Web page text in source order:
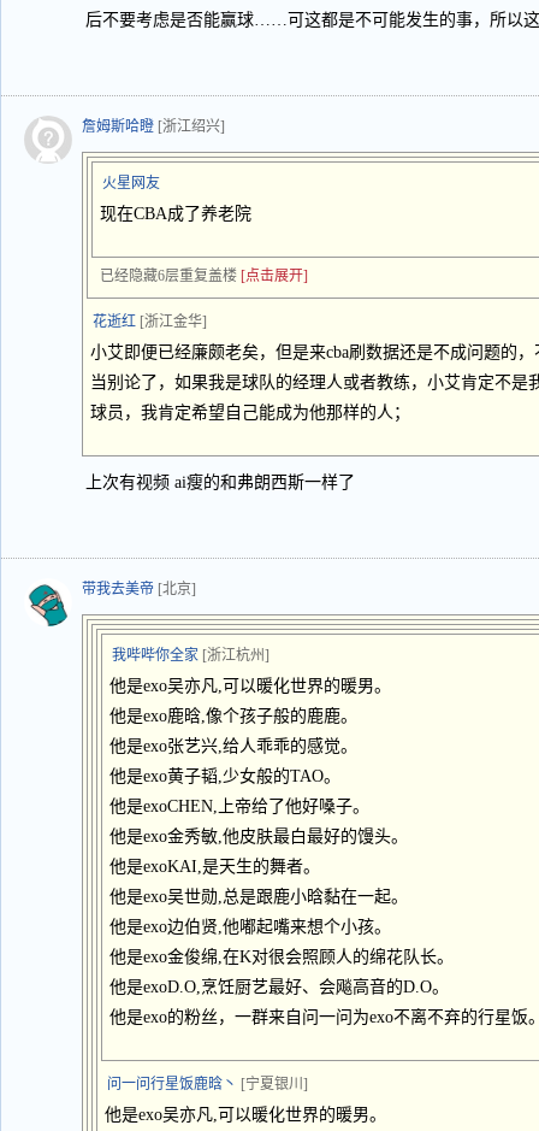
后不要考虑是否能赢球……可这都是不可能发生的事，所以
詹姆斯哈瞪 [浙江绍兴]
火星网友
现在CBA成了养老院
已经隐藏6层重复盖楼 [点击展开]
花逝红 [浙江金华]
小艾即便已经廉颇老矣，但是来cba刷数据还是不成问题的
当别论了，如果我是球队的经理人或者教练，小艾肯定不是
球员，我肯定希望自己能成为他那样的人；
上次有视频 ai瘦的和弗朗西斯一样了
带我去美帝 [北京]
我哔哔你全家 [浙江杭州]
他是exo吴亦凡,可以暖化世界的暖男。
他是exo鹿晗,像个孩子般的鹿鹿。
他是exo张艺兴,给人乖乖的感觉。
他是exo黄子韬,少女般的TAO。
他是exoCHEN,上帝给了他好嗓子。
他是exo金秀敏,他皮肤最白最好的馒头。
他是exoKAI,是天生的舞者。
他是exo吴世勋,总是跟鹿小晗黏在一起。
他是exo边伯贤,他嘟起嘴来想个小孩。
他是exo金俊绵,在K对很会照顾人的绵花队长。
他是exoD.O,烹饪厨艺最好、会飚高音的D.O。
他是exo的粉丝，一群来自问一问为exo不离不弃的行星饭
问一问行星饭鹿晗丶 [宁夏银川]
他是exo吴亦凡,可以暖化世界的暖男。